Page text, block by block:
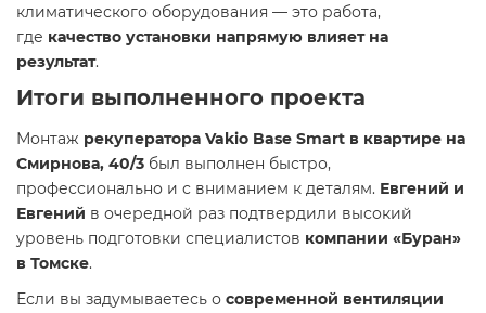
климатического оборудования — это работа,
где качество установки напрямую влияет на
результат.
Итоги выполненного проекта
Монтаж рекуператора Vakio Base Smart в квартире на
Смирнова, 40/3 был выполнен быстро,
профессионально и с вниманием к деталям. Евгений и
Евгений в очередной раз подтвердили высокий
уровень подготовки специалистов компании «Буран»
в Томске.
Если вы задумываетесь о современной вентиляции